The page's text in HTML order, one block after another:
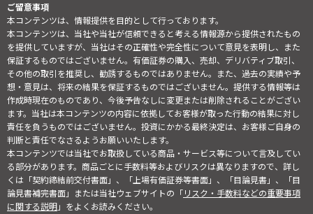
ご留意事項
本コンテンツは、情報提供を目的として行っております。
本コンテンツは、当社や当社が信頼できると考える情報源から提供されたもの
を提供していますが、当社はその正確性や完全性について意見を表明し、また
保証するものではございません。有価証券の購入、売却、デリバティブ取引、
その他の取引を推奨し、勧誘するものではありません。また、過去の実績や予
想・意見は、将来の結果を保証するものではございません。提供する情報等は
作成時現在のものであり、今後予告なしに変更または削除されることがござい
ます。当社は本コンテンツの内容に依拠してお客様が取った行動の結果に対し
責任を負うものではございません。投資にかかる最終決定は、お客様ご自身の
判断と責任でなさるようお願いいたします。
本コンテンツでは当社でお取扱している商品・サービス等について言及してい
る部分があります。商品ごとに手数料等およびリスクは異なりますので、詳し
くは「契約締結前交付書面」、「上場有価証券等書面」、「目論見書」、「目
論見書補完書面」または当社ウェブサイトの「リスク・手数料などの重要事項
に関する説明」をよくお読みください。